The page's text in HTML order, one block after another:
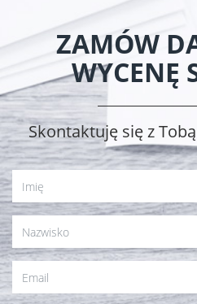
ZAMÓW
WYCENĘ
Skontaktuję się z